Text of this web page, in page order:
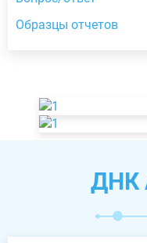
Образцы отчетов
ДНК